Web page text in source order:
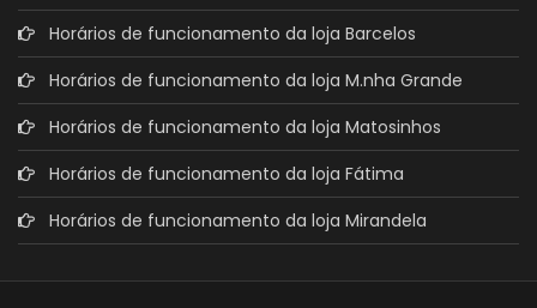
Horários de funcionamento da loja Barcelos
Horários de funcionamento da loja M.nha Grande
Horários de funcionamento da loja Matosinhos
Horários de funcionamento da loja Fátima
Horários de funcionamento da loja Mirandela